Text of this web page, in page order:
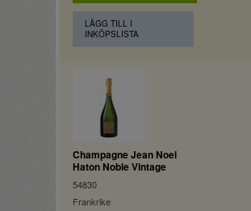
LÄGG TILL I
INKÖPSLISTA
Champagne Jean Noel
Haton Noble Vintage
54830
Frankrike